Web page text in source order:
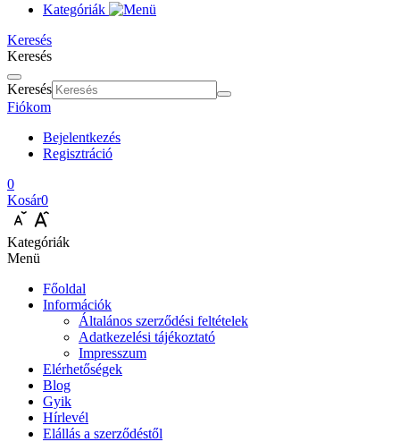
Kategóriák
Keresés
Keresés
Keresés
Fiókom
Bejelentkezés
Regisztráció
0
Kosár0
Kategóriák
Menü
Főoldal
Információk
Általános szerződési feltételek
Adatkezelési tájékoztató
Impresszum
Elérhetőségek
Blog
Gyik
Hírlevél
Elállás a szerződéstől